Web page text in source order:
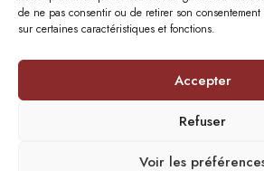
de ne pas consentir ou de retirer son
sur certaines caractéristiques et fonctions.
Accepter
Refuser
Voir les
© 2026 - Atelier Lavigne.
Mentions légales